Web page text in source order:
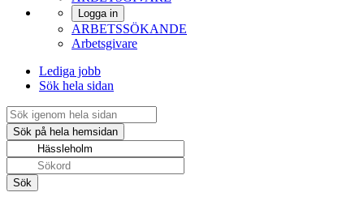
Logga in
ARBETSSÖKANDE
Arbetsgivare
Lediga jobb
Sök hela sidan